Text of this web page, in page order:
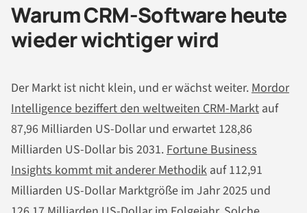
Warum CRM-Software heute
wieder wichtiger wird
Der Markt ist nicht klein, und er wächst weiter. Mordor
Intelligence beziffert den weltweiten CRM-Markt auf
87,96 Milliarden US-Dollar und erwartet 128,86
Milliarden US-Dollar bis 2031. Fortune Business
Insights kommt mit anderer Methodik auf 112,91
Milliarden US-Dollar Marktgröße im Jahr 2025 und